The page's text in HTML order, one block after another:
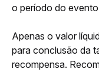
o período do
Apenas o valor
para conclusão da
recompensa.